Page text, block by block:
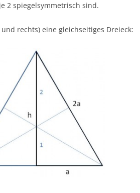
2 spiegelsymmetrisch sind.
rechts) eine gleichseitiges Dreieck: